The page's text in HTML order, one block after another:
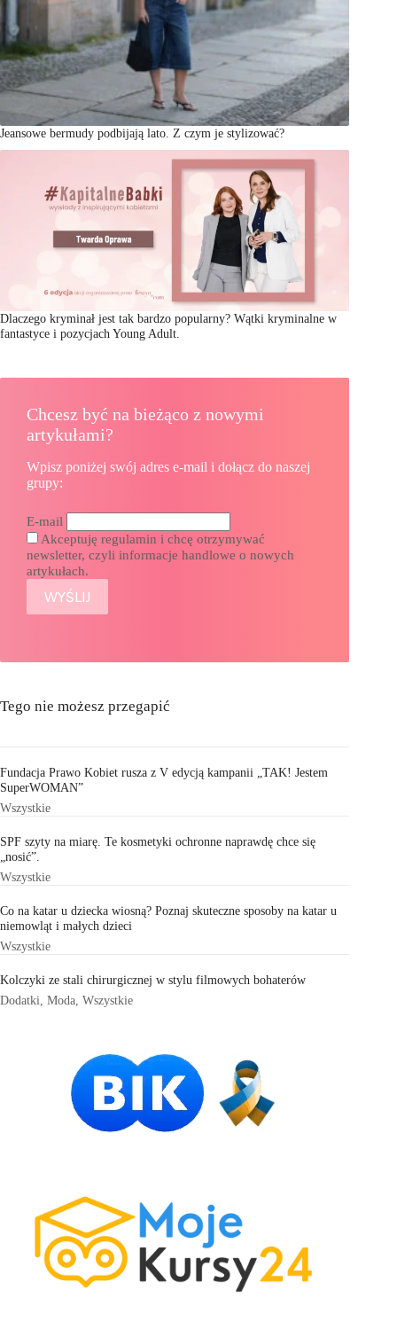
Jeansowe bermudy podbijają lato. Z czym je stylizować?
Dlaczego kryminał jest tak bardzo popularny? Wątki kryminalne w
fantastyce i pozycjach Young Adult.
Chcesz być na bieżąco z nowymi
artykułami?
Wpisz poniżej swój adres e-mail i dołącz do naszej
grupy:
E-mail
Akceptuję regulamin i chcę otrzymywać
newsletter, czyli informacje handlowe o nowych
artykułach.
Tego nie możesz przegapić
Fundacja Prawo Kobiet rusza z V edycją kampanii „TAK! Jestem
SuperWOMAN”
Wszystkie
SPF szyty na miarę. Te kosmetyki ochronne naprawdę chce się
„nosić”.
Wszystkie
Co na katar u dziecka wiosną? Poznaj skuteczne sposoby na katar u
niemowląt i małych dzieci
Wszystkie
Kolczyki ze stali chirurgicznej w stylu filmowych bohaterów
Dodatki Moda Wszystkie